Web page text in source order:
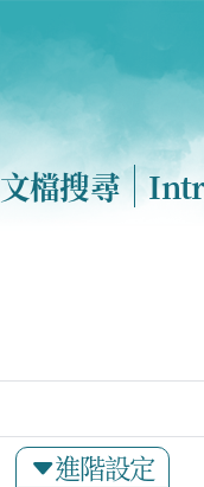
文檔搜尋
進階設定